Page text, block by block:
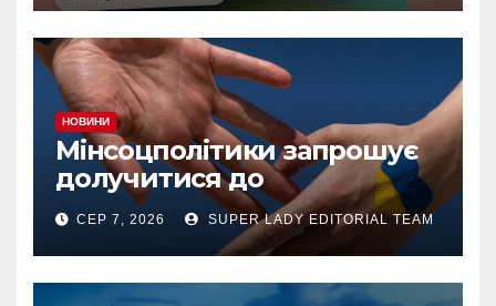
«Турбота про дитину» у
межах «Дія.Картки
НОВИНИ
Мінсоцполітики запрошує
долучитися до
консультацій
СЕР 7, 2026 SUPER LADY EDITORIAL TEAM